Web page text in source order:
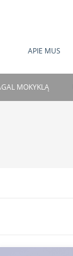
APIE MUS
MOKYKLĄ